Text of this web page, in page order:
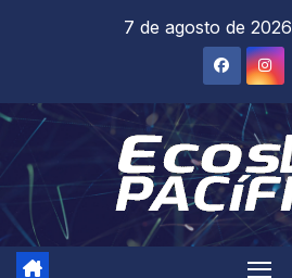
7 de agosto de 2026